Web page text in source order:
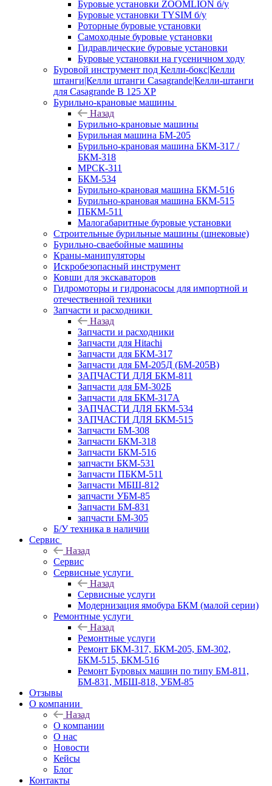
Буровые установки ZOOMLION б/у
Буровые установки TYSIM б/у
Роторные буровые установки
Самоходные буровые установки
Гидравлические буровые установки
Буровые установки на гусеничном ходу
Буровой инструмент под Келли-бокс|Келли
штанги|Келли штанги Casagrande|Келли-штанги
для Casagrande B 125 XP
Бурильно-крановые машины
Назад
Бурильно-крановые машины
Бурильная машина БМ-205
Бурильно-крановая машина БКМ-317 /
БКМ-318
МРСК-311
БКМ-534
Бурильно-крановая машина БКМ-516
Бурильно-крановая машина БКМ-515
ПБКМ-511
Малогабаритные буровые установки
Строительные бурильные машины (шнековые)
Бурильно-сваебойные машины
Краны-манипуляторы
Искробезопасный инструмент
Ковши для экскаваторов
Гидромоторы и гидронасосы для импортной и
отечественной техники
Запчасти и расходники
Назад
Запчасти и расходники
Запчасти для Hitachi
Запчасти для БКМ-317
Запчасти для БМ-205Д (БМ-205В)
ЗАПЧАСТИ ДЛЯ БКМ-811
Запчасти для БМ-302Б
Запчасти для БКМ-317А
ЗАПЧАСТИ ДЛЯ БКМ-534
ЗАПЧАСТИ ДЛЯ БКМ-515
Запчасти БМ-308
Запчасти БКМ-318
Запчасти БКМ-516
запчасти БКМ-531
Запчасти ПБКМ-511
Запчасти МБШ-812
запчасти УБМ-85
Запчасти БМ-831
запчасти БМ-305
Б/У техника в наличии
Сервис
Назад
Сервис
Сервисные услуги
Назад
Сервисные услуги
Модернизация ямобура БКМ (малой серии)
Ремонтные услуги
Назад
Ремонтные услуги
Ремонт БКМ-317, БКМ-205, БМ-302,
БКМ-515, БКМ-516
Ремонт Буровых машин по типу БМ-811,
БМ-831, МБШ-818, УБМ-85
Отзывы
О компании
Назад
О компании
О нас
Новости
Кейсы
Блог
Контакты